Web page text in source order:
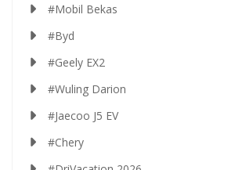
#Mobil Bekas
#Byd
#Geely EX2
#Wuling Darion
#Jaecoo J5 EV
#Chery